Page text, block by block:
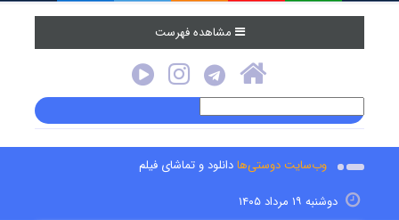
مشاهده فهرست
وب‌سایت دوستی‌هادانلود و تماشای فیلم
دوشنبه ۱۹ مرداد ۱۴۰۵